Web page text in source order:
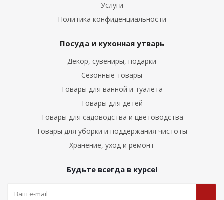
Услуги
Политика конфиденциальности
Посуда и кухонная утварь
Декор, сувениры, подарки
Сезонные товары
Товары для ванной и туалета
Товары для детей
Товары для садоводства и цветоводства
Товары для уборки и поддержания чистоты
Хранение, уход и ремонт
Будьте всегда в курсе!